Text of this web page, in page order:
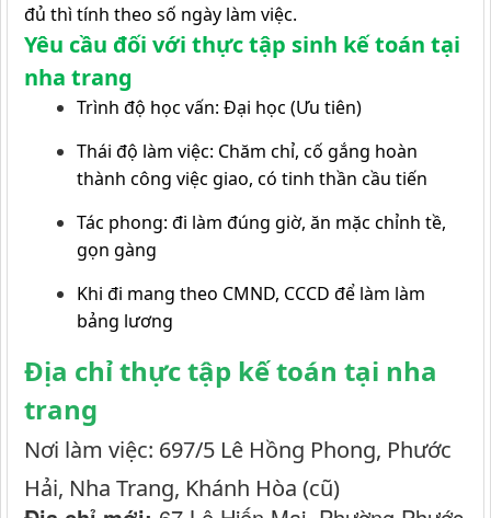
đủ thì tính theo số ngày làm việc.
Yêu cầu đối với thực tập sinh kế toán tại
nha trang
Trình độ học vấn: Đại học (Ưu tiên)
Thái độ làm việc: Chăm chỉ, cố gắng hoàn
thành công việc giao, có tinh thần cầu tiến
Tác phong: đi làm đúng giờ, ăn mặc chỉnh tề,
gọn gàng
Khi đi mang theo CMND, CCCD để làm làm
bảng lương
Địa chỉ thực tập kế toán tại nha
trang
Nơi làm việc: 697/5 Lê Hồng Phong, Phước
Hải, Nha Trang, Khánh Hòa (cũ)